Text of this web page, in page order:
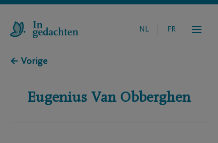
NL FR
← Vorige
Eugenius Van Obberghen